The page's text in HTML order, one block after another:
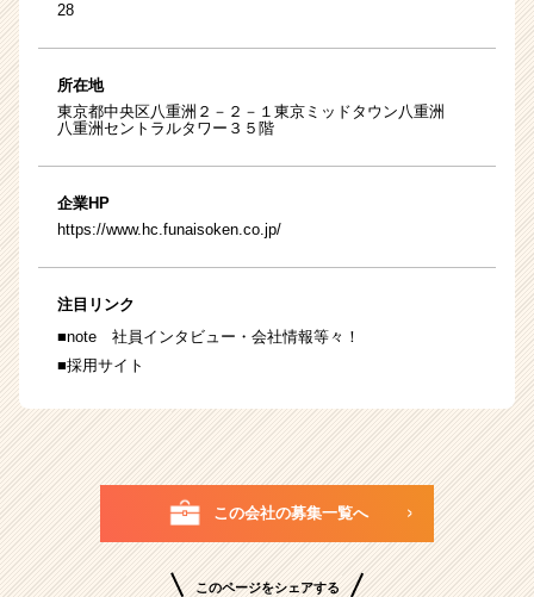
28
所在地
東京都中央区八重洲２－２－１東京ミッドタウン八重洲
八重洲セントラルタワー３５階
企業HP
https://www.hc.funaisoken.co.jp/
注目リンク
■note 社員インタビュー・会社情報等々！
■採用サイト
この会社の募集一覧へ
このページをシェアする